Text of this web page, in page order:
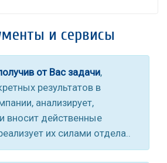
и сервисы
от Вас задачи,
результатов в
анализирует,
вносит действенные
их силами отдела..